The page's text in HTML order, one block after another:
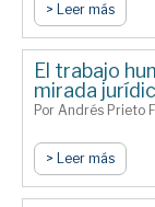
> Leer más
El trabajo
mirada
Por Andrés Prieto
> Leer más